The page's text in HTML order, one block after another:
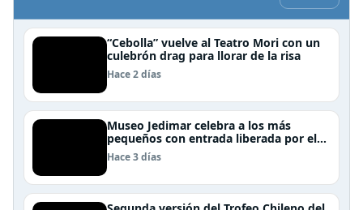
“Cebolla” vuelve al Teatro Mori con un
culebrón drag para llorar de la risa
Hace 2 días
Museo Jedimar celebra a los más
pequeños con entrada liberada por el
Día del Niño
Hace 3 días